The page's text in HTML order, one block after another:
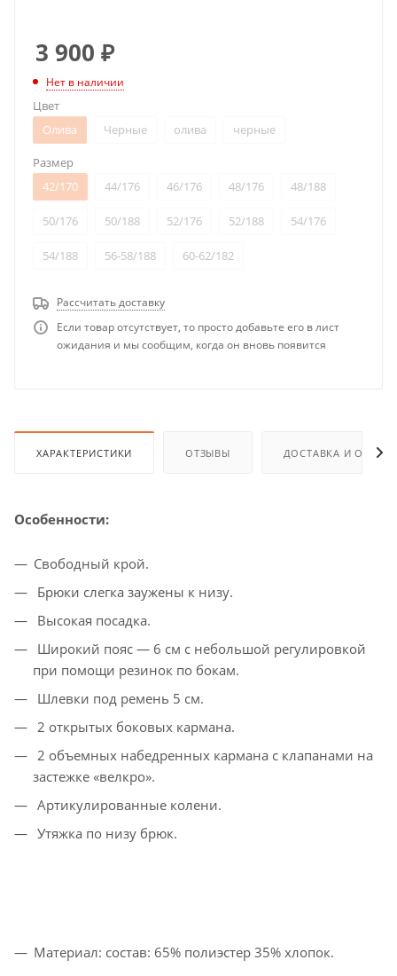
3 900 ₽
Нет в наличии
Цвет
Олива
Черные олива черные
Размер
42/170
44/176 46/176 48/176 48/188
50/176 50/188 52/176 52/188 54/176
54/188 56-58/188 60-62/182
Рассчитать доставку
Если товар отсутствует, то просто добавьте его в лист
ожидания и мы сообщим, когда он вновь появится
ХАРАКТЕРИСТИКИ ОТЗЫВЫ ДОСТАВКА И
Особенности:
Свободный крой.
Брюки слегка заужены к низу.
Высокая посадка.
Широкий пояс — 6 см с небольшой регулировкой
при помощи резинок по бокам.
Шлевки под ремень 5 см.
2 открытых боковых кармана.
2 объемных набедренных кармана с клапанами на
застежке «велкро».
Артикулированные колени.
Утяжка по низу брюк.
Материал: состав: 65% полиэстер 35% хлопок.